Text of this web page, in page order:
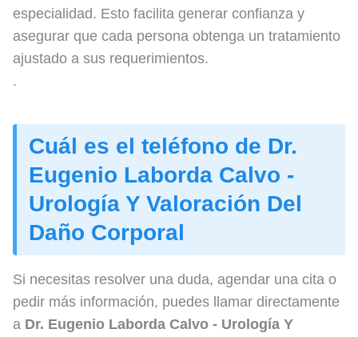
especialidad. Esto facilita generar confianza y
asegurar que cada persona obtenga un tratamiento
ajustado a sus requerimientos.
.
Cuál es el teléfono de Dr.
Eugenio Laborda Calvo -
Urología Y Valoración Del
Daño Corporal
Si necesitas resolver una duda, agendar una cita o
pedir más información, puedes llamar directamente
a Dr. Eugenio Laborda Calvo - Urología Y